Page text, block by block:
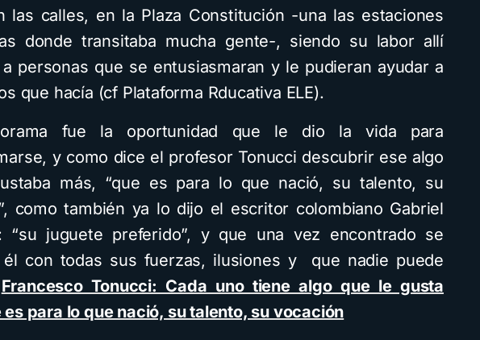
las calles, en la Plaza Constitución -una las estaciones
donde transitaba mucha gente-, siendo su labor allí
personas que se entusiasmaran y le pudieran ayudar a
que hacía (cf Plataforma Rducativa ELE).
fue la oportunidad que le dio la vida para
y como dice el profesor Tonucci descubrir ese algo
más, “que es para lo que nació, su talento, su
como también ya lo dijo el escritor colombiano Gabriel
“su juguete preferido”, y que una vez encontrado se
él con todas sus fuerzas, ilusiones y que nadie puede
Francesco Tonucci: Cada uno tiene algo que le gusta
es para lo que nació, su talento, su vocación